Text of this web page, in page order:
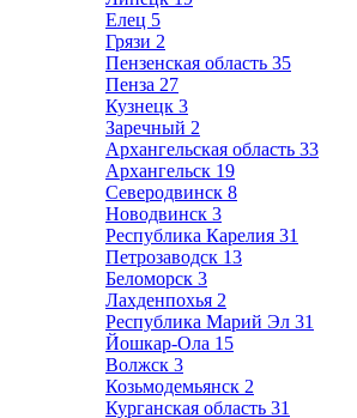
Елец 5
Грязи 2
Пензенская область 35
Пенза 27
Кузнецк 3
Заречный 2
Архангельская область 33
Архангельск 19
Северодвинск 8
Новодвинск 3
Республика Карелия 31
Петрозаводск 13
Беломорск 3
Лахденпохья 2
Республика Марий Эл 31
Йошкар-Ола 15
Волжск 3
Козьмодемьянск 2
Курганская область 31